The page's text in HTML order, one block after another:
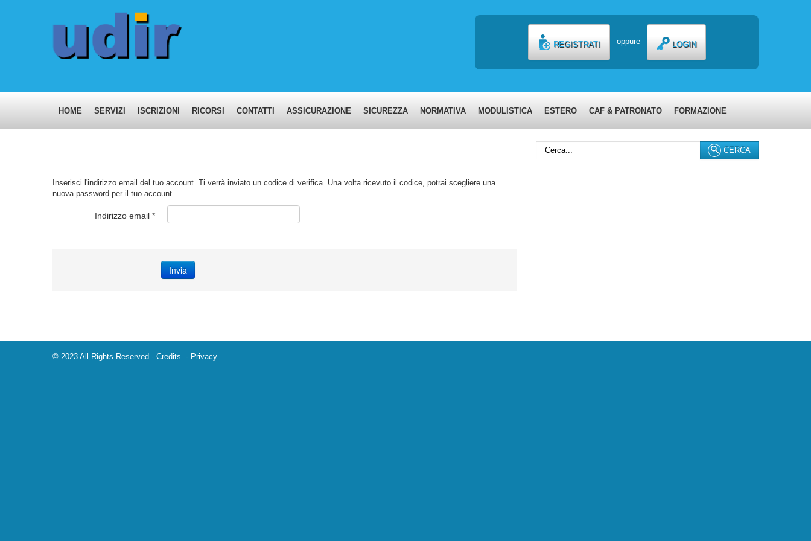
REGISTRATI oppure LOGIN
HOME SERVIZI ISCRIZIONI RICORSI CONTATTI ASSICURAZIONE SICUREZZA NORMATIVA MODULISTICA ESTERO CAF & PATRONATO FORMAZIONE
CERCA
Cerca...
Inserisci l'indirizzo email del tuo account. Ti verrà inviato un codice di verifica. Una volta ricevuto il codice, potrai scegliere una
nuova password per il tuo account.
Indirizzo email *
Invia
© 2023 All Rights Reserved - Credits - Privacy